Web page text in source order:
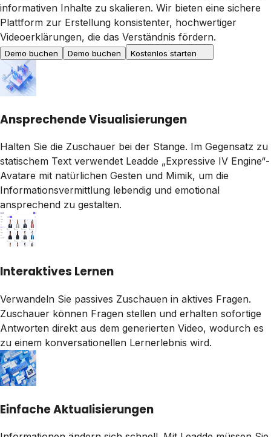
informativen Inhalte zu skalieren. Wir bieten eine sichere
Plattform zur Erstellung konsistenter, hochwertiger
Videoerklärungen, die das Verständnis fördern.
Demo buchen Demo buchen Kostenlos starten
Ansprechende Visualisierungen
Halten Sie die Zuschauer bei der Stange. Im Gegensatz zu
statischem Text verwendet Leadde „Expressive IV Engine“-
Avatare mit natürlichen Gesten und Mimik, um die
Informationsvermittlung lebendig und emotional
ansprechend zu gestalten.
Interaktives Lernen
Verwandeln Sie passives Zuschauen in aktives Fragen.
Zuschauer können Fragen stellen und erhalten sofortige
Antworten direkt aus dem generierten Video, wodurch es
zu einem konversationellen Lernerlebnis wird.
Einfache Aktualisierungen